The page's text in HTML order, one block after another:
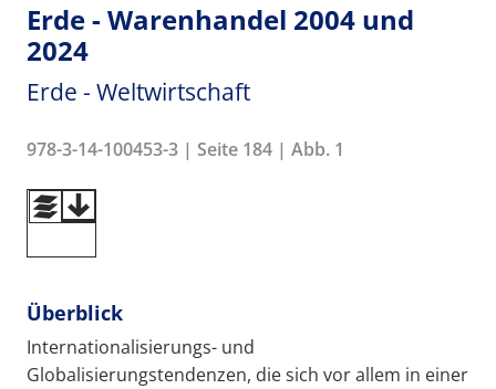
Erde - Warenhandel 2004 und
2024
Erde - Weltwirtschaft
978-3-14-100453-3 | Seite 184 | Abb. 1
Überblick
Internationalisierungs- und
Globalisierungstendenzen, die sich vor allem in einer